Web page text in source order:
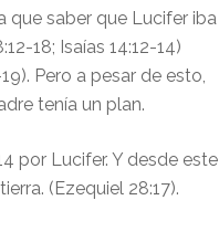
que saber que Lucifer iba
18; Isaías 14:12-14)
). Pero a pesar de esto,
tenía un plan.
por Lucifer. Y desde este
(Ezequiel 28:17).